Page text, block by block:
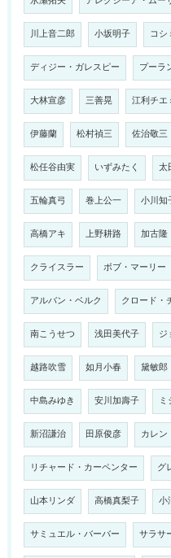
川上音二郎 小坂明子 コシ
ディジー・ガレスピー プーラ
大林宣彦 三善晃 江利チエ
伊藤蘭 松村禎三 佐治敬三
松任谷由実 いずみたく 太
五輪真弓 巻上公一 小川知
高橋アキ 上野耕路 加古隆
クライスラー ボブ・マーリー
アルバン・ベルク クロード・
南こうせつ 浅田美代子 ジ
越路吹雪 如月小春 黛敏郎
中島みゆき 安川加壽子
新沼謙治 田原俊彦 カレン
リチャード・カーペンター グ
山本リンダ 高橋真梨子 小
サミュエル・バーバー サラサ